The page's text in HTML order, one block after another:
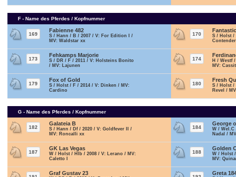
F - Name des Pferdes / Kopfnummer
169
Fabienne 482
S / Hann / B / 2007 / V: For Edition I /
MV: Waldstar xx
170
S / Holst /
Contender
173
Fehkamps Marjorie
S / DR / F / 2011 / V: Holsteins Bonito
/ MV: Lajunen
174
H / Westf
MV:
179
Fox of Gold
S / Holst / F / 2014 / V: Dinken / MV:
Cardino
180
Fresh
S / Holst /
Revel /
G - Name des Pferdes / Kopfnummer
182
Galateia B
S / Hann / Df / 2020 / V: Goldfever II /
MV: Roncalli xx
184
George
W / Wel.C
Nadal /
187
GK Las Vegas
W / Holst / Hlb / 2008 / V: Lerano / MV:
Caletto I
188
Golden
W / Holst
MV:
Graf Gustav 23 Greta